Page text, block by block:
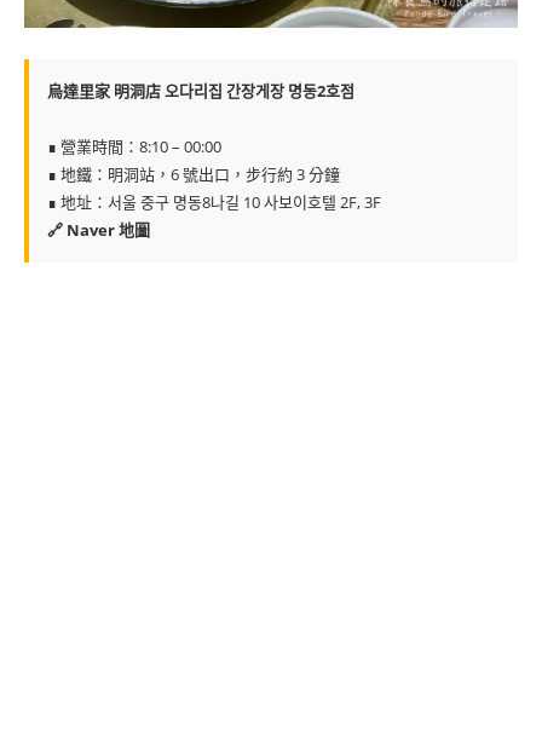
烏達里家 明洞店 오다리집 간장게장 명동2호점
∎ 營業時間：8:10 – 00:00
∎ 地鐵：明洞站，6 號出口，步行約 3 分鐘
∎ 地址：서울 중구 명동8나길 10 사보이호텔 2F, 3F
🔗 Naver 地圖